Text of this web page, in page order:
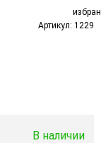
Артикул: 1229
В наличии